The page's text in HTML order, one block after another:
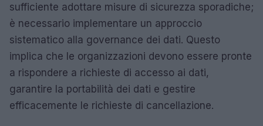
sufficiente adottare misure di sicurezza sporadiche;
è necessario implementare un approccio
sistematico alla governance dei dati. Questo
implica che le organizzazioni devono essere pronte
a rispondere a richieste di accesso ai dati,
garantire la portabilità dei dati e gestire
efficacemente le richieste di cancellazione.